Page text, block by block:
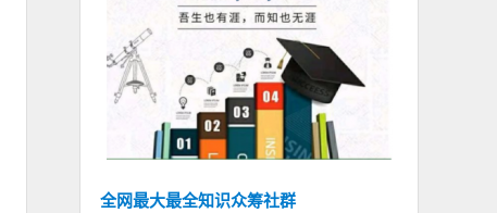
全网最大最全知识众筹社群